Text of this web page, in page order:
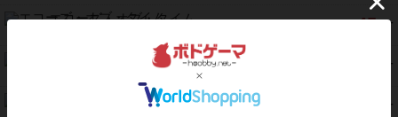
45 PT
エコーズ・オブ・タイム
PT
PT